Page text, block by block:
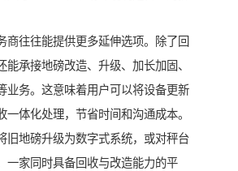
商往往能提供更多延伸选项。除了回
能承接地磅改造、升级、加长加固、
业务。这意味着用户可以将设备更新
一体化处理，节省时间和沟通成本。
旧地磅升级为数字式系统，或对秤台
一家同时具备回收与改造能力的平